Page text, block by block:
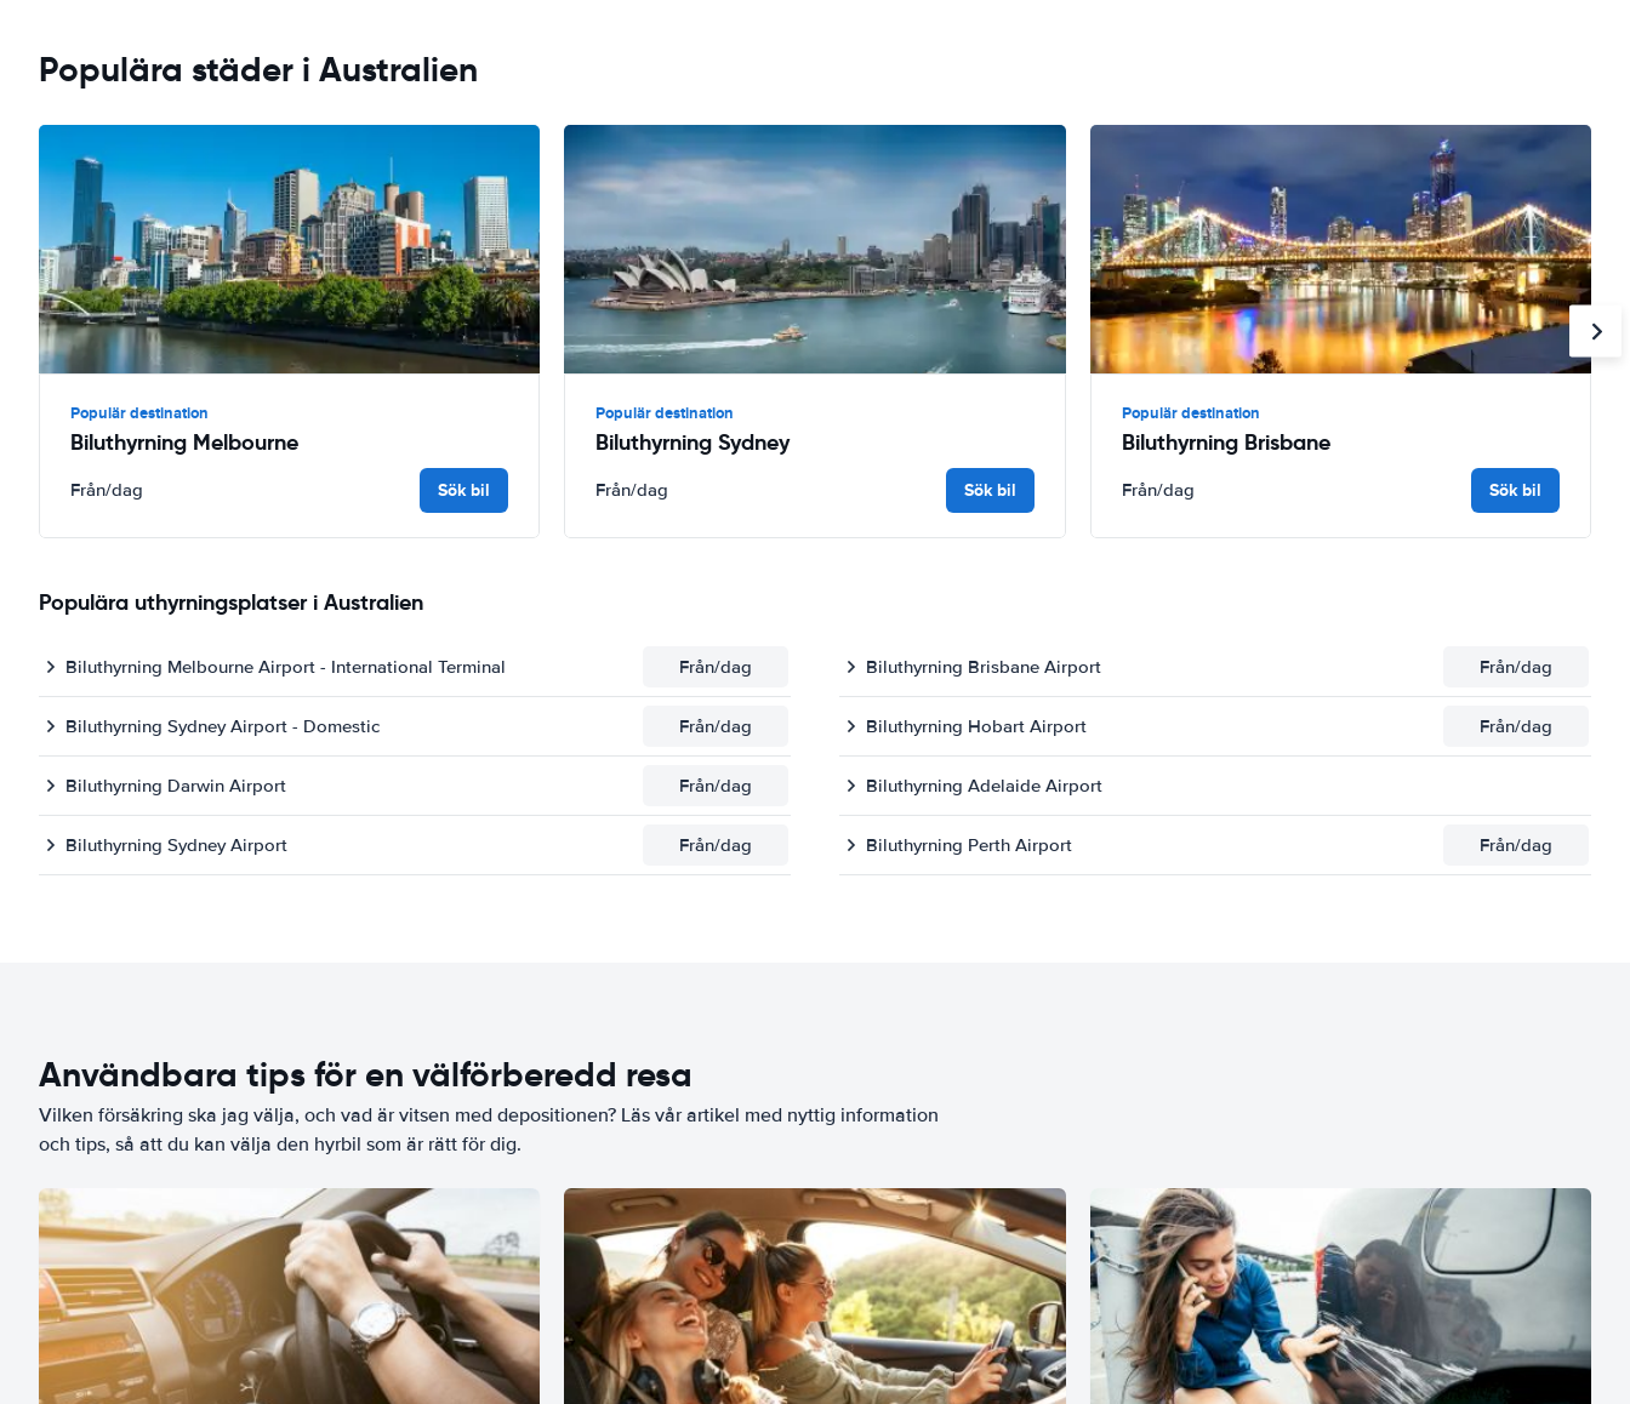
Populära städer i Australien
Populär destination
Biluthyrning Melbourne
Från/dag Sök bil
Populär destination
Biluthyrning Sydney
Från/dag Sök bil
Populär destination
Biluthyrning Brisbane
Från/dag Sök bil
Populära uthyrningsplatser i Australien
Biluthyrning Melbourne Airport - International Terminal Från/dag Biluthyrning Brisbane Airport Från/dag
Biluthyrning Sydney Airport - Domestic Från/dag Biluthyrning Hobart Airport Från/dag
Biluthyrning Darwin Airport Från/dag Biluthyrning Adelaide Airport
Biluthyrning Sydney Airport Från/dag Biluthyrning Perth Airport Från/dag
Användbara tips för en välförberedd resa
Vilken försäkring ska jag välja, och vad är vitsen med depositionen? Läs vår artikel med nyttig information
och tips, så att du kan välja den hyrbil som är rätt för dig.